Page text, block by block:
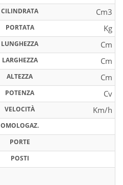
CILINDRATA
Cm3
PORTATA
Kg
LUNGHEZZA
Cm
LARGHEZZA
Cm
ALTEZZA
Cm
POTENZA
Cv
VELOCITÀ
Km/h
OMOLOGAZ.
PORTE
POSTI